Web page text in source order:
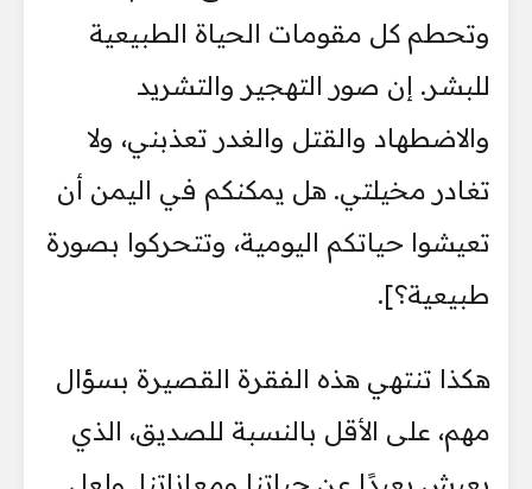
وتحطم كل مقومات الحياة الطبيعية
للبشر. إن صور التهجير والتشريد
والاضطهاد والقتل والغدر تعذبني، ولا
تغادر مخيلتي. هل يمكنكم في اليمن أن
تعيشوا حياتكم اليومية، وتتحركوا بصورة
طبيعية؟].
هكذا تنتهي هذه الفقرة القصيرة بسؤال
مهم، على الأقل بالنسبة للصديق، الذي